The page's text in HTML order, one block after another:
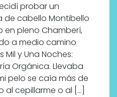
probar un
cabello Montibello
en pleno Chamberí,
a medio camino
Mil y Una Noches:
Orgánica. Llevaba
pelo se caía más de
cepillarme o al […]